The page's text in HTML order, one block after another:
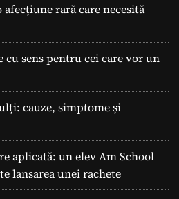
rară care necesită
cu sens pentru cei care vor un
cauze, simptome și
aplicată: un elev Am School
lansarea unei rachete